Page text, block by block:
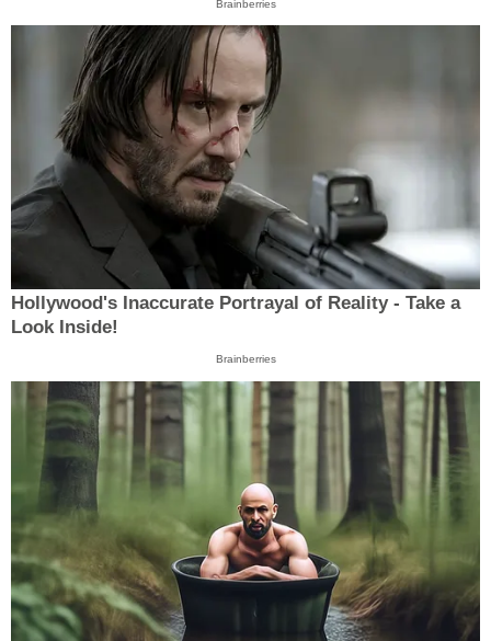
Brainberries
Hollywood's Inaccurate Portrayal of Reality - Take a
Look Inside!
Brainberries